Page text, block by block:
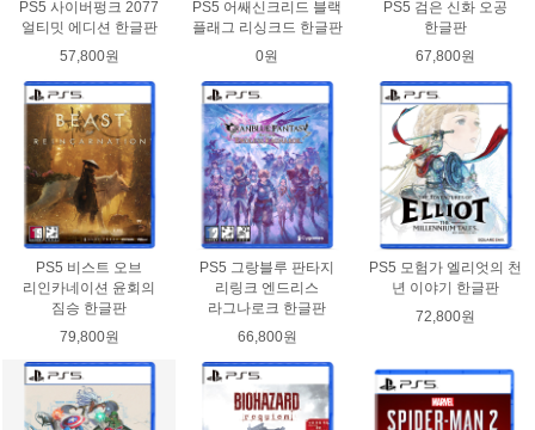
PS5 사이버펑크 2077
얼티밋 에디션 한글판
57,800원
PS5 어쌔신크리드 블랙
플래그 리싱크드 한글판
0원
PS5 검은 신화 오공
한글판
67,800원
PS5 비스트 오브
리인카네이션 윤회의
짐승 한글판
79,800원
PS5 그랑블루 판타지
리링크 엔드리스
라그나로크 한글판
66,800원
PS5 모험가 엘리엇의 천
년 이야기 한글판
72,800원